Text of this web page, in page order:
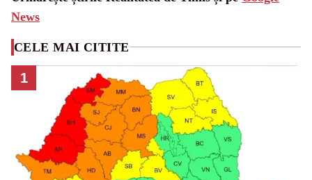
News
CELE MAI CITITE
1